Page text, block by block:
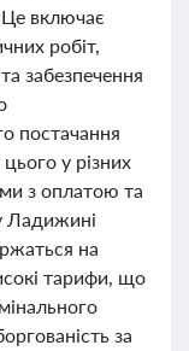
Це включає
робіт,
забезпечення
постачання
у різних
з оплатою та
Ладижині
на
тарифи, що
за